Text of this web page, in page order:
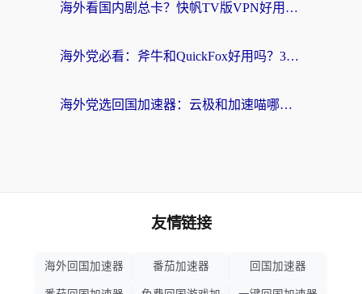
海外看国内剧总卡？快帆TV版VPN好用吗？和海牛VPN对比哪个回国效果更好？
海外党必看：斧牛和QuickFox好用吗？3步选对回国加速器，无缝刷国内剧玩游戏
海外党选回国加速器：云极和加速喵哪个好？附3款热门工具实测对比
友情链接
海外回国加速器 番茄加速器 回国加速器